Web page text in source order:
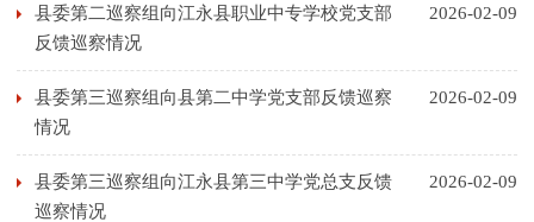
2026-02-09
县委第二巡察组向江永县职业中专学校党支部
反馈巡察情况
2026-02-09
县委第三巡察组向县第二中学党支部反馈巡察
情况
2026-02-09
县委第三巡察组向江永县第三中学党总支反馈
巡察情况